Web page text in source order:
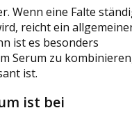
Wenn eine Falte
reicht ein
ist es besonders
Serum zu
ist.
ist bei